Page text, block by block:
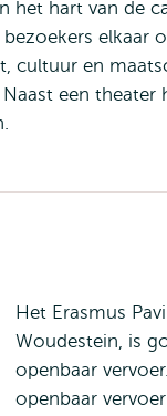
het hart van de
elkaar
cultuur en
een theater
Het Erasmus
Woudestein, is
openbaar
openbaar